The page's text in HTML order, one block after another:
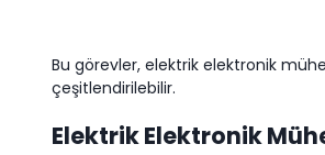
Bu görevler, elektrik elektronik
çeşitlendirilebilir.
Elektrik Elektronik